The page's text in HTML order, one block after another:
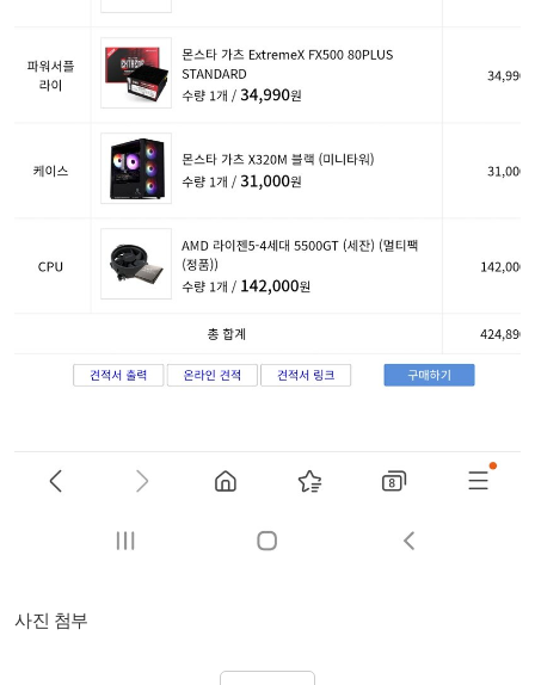
사진 첨부